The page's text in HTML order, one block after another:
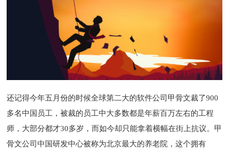
还记得今年五月份的时候全球第二大的软件公司甲骨文裁了900
多名中国员工，被裁的员工中大多数都是年薪百万左右的工程
师，大部分都才30多岁，而如今却只能拿着横幅在街上抗议。甲
骨文公司中国研发中心被称为北京最大的养老院，这个拥有